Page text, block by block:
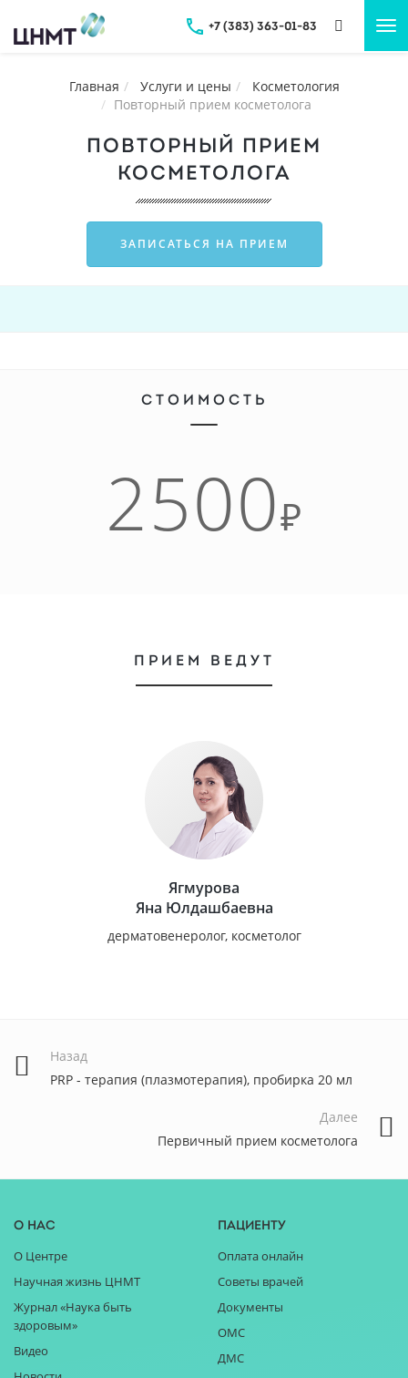
+7 (383) 363-01-83
Главная Услуги и цены
Косметология
Повторный прием косметолога
ПОВТОРНЫЙ ПРИЕМ
КОСМЕТОЛОГА
ЗАПИСАТЬСЯ НА ПРИЕМ
СТОИМОСТЬ
2500₽
ПРИЕМ ВЕДУТ
Ягмурова
Яна Юлдашбаевна
дерматовенеролог, косметолог
Назад
PRP - терапия (плазмотерапия), пробирка 20 мл
Далее
Первичный прием косметолога
О нас
О Центре
Научная жизнь ЦНМТ
Журнал «Наука быть
здоровым»
Видео
Пациенту
Оплата онлайн
Советы врачей
Документы
ОМС
ДМС